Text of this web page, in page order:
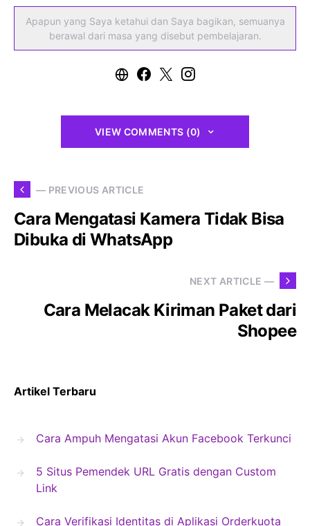
Apapun yang Saya ketahui dan Saya bagikan, semuanya
berawal dari masa yang disebut pembelajaran.
VIEW COMMENTS (0)
— PREVIOUS ARTICLE
Cara Mengatasi Kamera Tidak Bisa
Dibuka di WhatsApp
NEXT ARTICLE —
Cara Melacak Kiriman Paket dari
Shopee
Artikel Terbaru
Cara Ampuh Mengatasi Akun Facebook Terkunci
5 Situs Pemendek URL Gratis dengan Custom
Link
Cara Verifikasi Identitas di Aplikasi Orderkuota